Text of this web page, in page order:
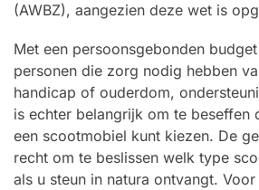
(AWBZ), aangezien deze wet is
Met een persoonsgebonden
personen die zorg nodig hebben
handicap of ouderdom,
is echter belangrijk om te beseffen
een scootmobiel kunt kiezen. De
recht om te beslissen welk type
als u steun in natura ontvangt.